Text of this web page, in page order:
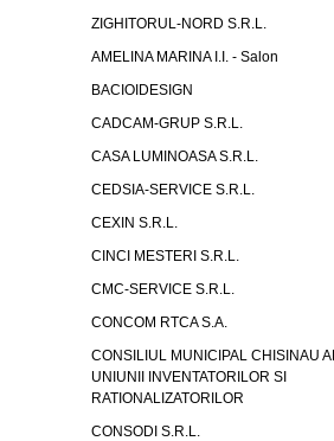
ZIGHITORUL-NORD S.R.L.
AMELINA MARINA I.I. - Salon
BACIOIDESIGN
CADCAM-GRUP S.R.L.
CASA LUMINOASA S.R.L.
CEDSIA-SERVICE S.R.L.
CEXIN S.R.L.
CINCI MESTERI S.R.L.
CMC-SERVICE S.R.L.
CONCOM RTCA S.A.
CONSILIUL MUNICIPAL CHISINAU
UNIUNII INVENTATORILOR SI
RATIONALIZATORILOR
CONSODI S.R.L.